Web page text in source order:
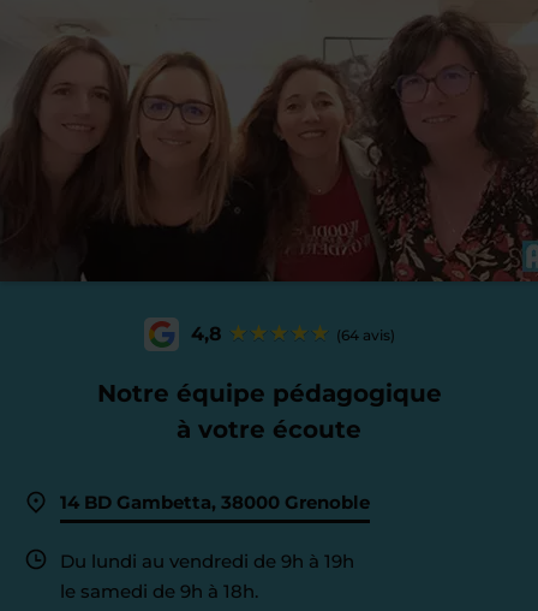
4,8 (64 avis)
Notre équipe pédagogique
à votre écoute
14 BD Gambetta, 38000 Grenoble
Du lundi au vendredi de 9h à 19h
le samedi de 9h à 18h.